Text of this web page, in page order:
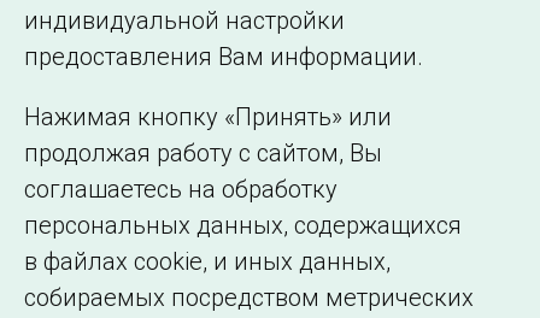
©2005–2026 АО «СО ЕЭС»
Филиалы и
представительства
Сведения об
образовательной
организации
индивидуальной настройки
предоставления Вам информации.
Нажимая кнопку «Принять» или
продолжая работу с сайтом, Вы
соглашаетесь на обработку
персональных данных, содержащихся
в файлах cookie, и иных данных,
собираемых посредством метрических